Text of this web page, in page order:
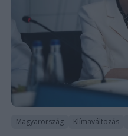
Magyarország Klímaváltozás